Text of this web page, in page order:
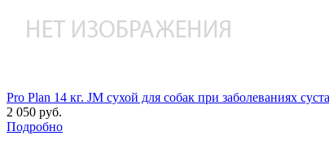
Pro Plan 14 кг. JM сухой для собак при заболеваниях
2 050 руб.
Подробно